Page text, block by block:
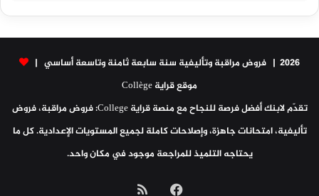
2026 | فروض مراقبة وتأليفية سنة سابعة ثامنة وتاسعة أساسي |
موقع قراية Collège
تقدّم لابنك أفضل فرصة للنجاح مع منصة قراية College: فروض مراقبة، فروض
تأليفية، امتحانات جاهزة، وإصلاحات كاملة لجميع المستويات الإعدادية. كل ما
يحتاجه التلميذ للمراجعة موجود في مكان واحد.
فيسبوك